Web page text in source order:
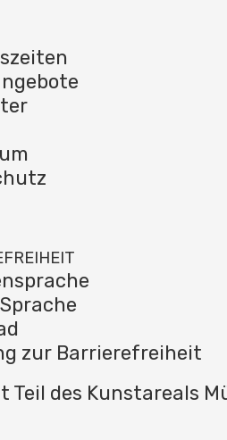
zur Barrierefreiheit
Teil des Kunstareals